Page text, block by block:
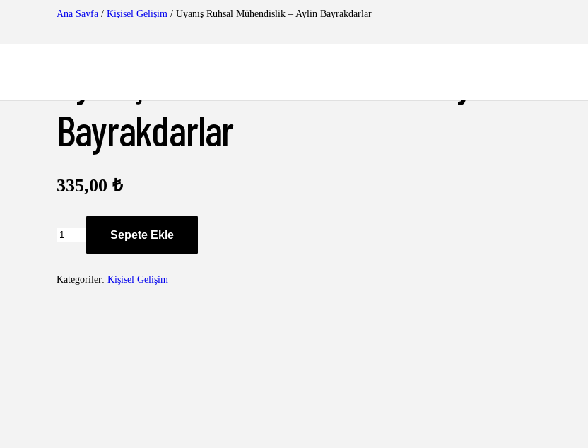
Ana Sayfa /Kişisel Gelişim / Uyanış Ruhsal Mühendislik – Aylin Bayrakdarlar
Bayrakdarlar
335,00₺
Uyanış
Ruhsal
Mühendislik
Aylin
Sepete Ekle
Kategoriler:Kişisel Gelişim